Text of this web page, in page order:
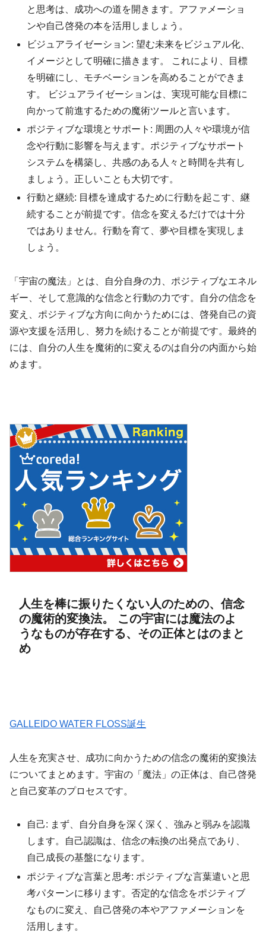
と思考は、成功への道を開きます。アファメーショ
ンや自己啓発の本を活用しましょう。
ビジュアライゼーション: 望む未来をビジュアル化、
イメージとして明確に描きます。 これにより、目標
を明確にし、モチベーションを高めることができま
す。 ビジュアライゼーションは、実現可能な目標に
向かって前進するための魔術ツールと言います。
ポジティブな環境とサポート: 周囲の人々や環境が信
念や行動に影響を与えます。ポジティブなサポート
システムを構築し、共感のある人々と時間を共有し
ましょう。正しいことも大切です。
行動と継続: 目標を達成するために行動を起こす、継
続することが前提です。信念を変えるだけでは十分
ではありません。行動を育て、夢や目標を実現しま
しょう。
「宇宙の魔法」とは、自分自身の力、ポジティブなエネル
ギー、そして意識的な信念と行動の力です。自分の信念を
変え、ポジティブな方向に向かうためには、啓発自己の資
源や支援を活用し、努力を続けることが前提です。最終的
には、自分の人生を魔術的に変えるのは自分の内面から始
めます。
人生を棒に振りたくない人のための、信念
の魔術的変換法。 この宇宙には魔法のよ
うなものが存在する、その正体とはのまと
め
GALLEIDO WATER FLOSS誕生
人生を充実させ、成功に向かうための信念の魔術的変換法
についてまとめます。宇宙の「魔法」の正体は、自己啓発
と自己変革のプロセスです。
自己: まず、自分自身を深く深く、強みと弱みを認識
します。自己認識は、信念の転換の出発点であり、
自己成長の基盤になります。
ポジティブな言葉と思考: ポジティブな言葉遣いと思
考パターンに移ります。否定的な信念をポジティブ
なものに変え、自己啓発の本やアファメーションを
活用します。